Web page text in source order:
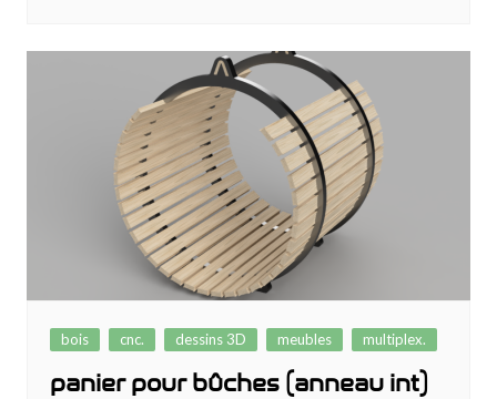
bois cnc. dessins 3D meubles multiplex.
panier pour bûches (anneau int)